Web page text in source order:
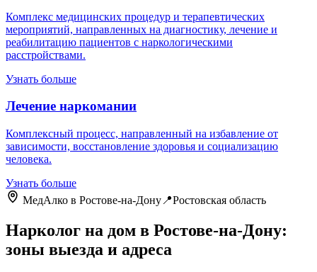
Комплекс медицинских процедур и терапевтических
мероприятий, направленных на диагностику, лечение и
реабилитацию пациентов с наркологическими
расстройствами.
Узнать больше
Лечение наркомании
Комплексный процесс, направленный на избавление от
зависимости, восстановление здоровья и социализацию
человека.
Узнать больше
МедАлко в Ростове-на-Дону📍Ростовская область
Нарколог на дом в Ростове-на-Дону:
зоны выезда и адреса